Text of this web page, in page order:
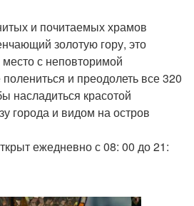
и почитаемых храмов
золотую гору, это
с неповторимой
и преодолеть все 320
насладиться красотой
города и видом на остров
ежедневно с 08: 00 до 21: